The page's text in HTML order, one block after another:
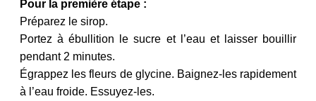
Pour la première étape :
Préparez le sirop.
Portez à ébullition le sucre et l’eau et laisser bouillir
pendant 2 minutes.
Égrappez les fleurs de glycine. Baignez-les rapidement
à l’eau froide. Essuyez-les.